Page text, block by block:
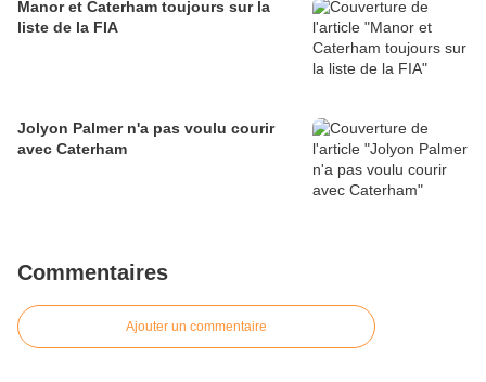
Manor et Caterham toujours sur la
liste de la FIA
Jolyon Palmer n'a pas voulu courir
avec Caterham
Commentaires
Ajouter un commentaire